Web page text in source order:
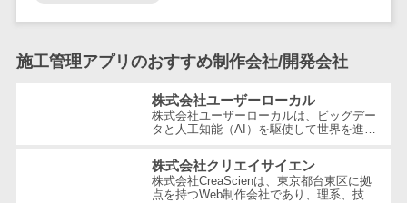
帳票作成サー
物流・流通向
け
テム
商圏分析ツー
施工管理アプリのおすすめ制作会社/開発会社
株式会社ユーザーローカル
株式会社ユーザーローカルは、ビッグデー
タと人工知能（AI）を駆使して世界を進化
する技術ベンチャー企業です。国内...
株式会社クリエイサイエン
株式会社CreaScienは、東京都台東区に拠
点を持つWeb制作会社であり、理系、技